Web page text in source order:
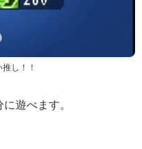
し！！
遊べます。